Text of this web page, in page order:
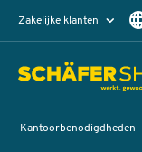
Zakelijke klanten
Kantoorbenodigdheden